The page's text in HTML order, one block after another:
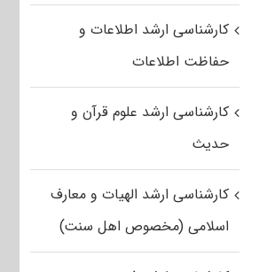
کارشناسی ارشد اطلاعات و
حفاظت اطلاعات
کارشناسی ارشد علوم قرآن و
حدیث
کارشناسی ارشد الهیات و معارف
اسلامی (مخصوص اهل سنت)